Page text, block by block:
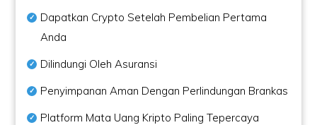
Dapatkan Crypto Setelah Pembelian Pertama
Anda
Dilindungi Oleh Asuransi
Penyimpanan Aman Dengan Perlindungan Brankas
Platform Mata Uang Kripto Paling Tepercaya